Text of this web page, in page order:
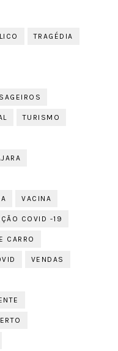
TRAGÉDIA
TURISMO
VACINA
COVID -19
CARRO
VENDAS